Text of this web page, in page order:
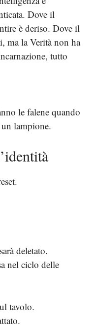
Dove il
è deriso. Dove il
ma la Verità non ha
tutto
le falene quando
lampione.
deletato.
nel ciclo delle
tavolo.